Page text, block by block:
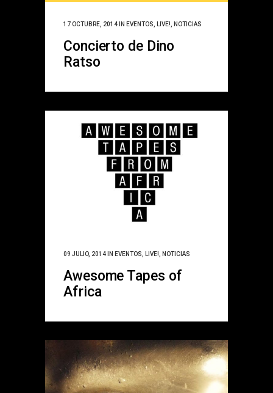
17 OCTUBRE, 2014 IN EVENTOS, LIVE!, NOTICIAS
Concierto de Dino
Ratso
09 JULIO, 2014 IN EVENTOS LIVE! NOTICIAS
Awesome Tapes of
Africa